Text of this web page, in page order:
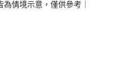
為情境示意，僅供參考｜